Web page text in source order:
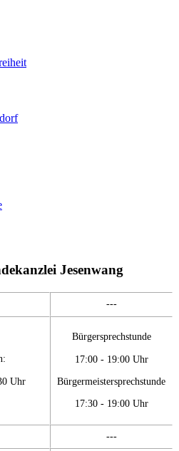
Jesenwang
---
Uhr
Bürgersprechstunde
17:00 - 19:00 Uhr
Bürgermeistersprechstunde
17:30 - 19:00 Uhr
---